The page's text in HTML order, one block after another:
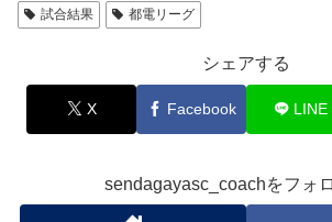
試合結果
都電リーグ
シェアする
X Facebook LINE
sendagayasc_coachをフォ